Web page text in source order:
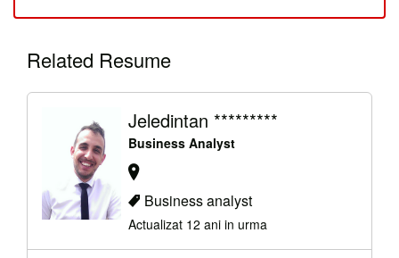
Related Resume
Jeledintan *********
Business Analyst
Business analyst
Actualizat 12 ani in urma